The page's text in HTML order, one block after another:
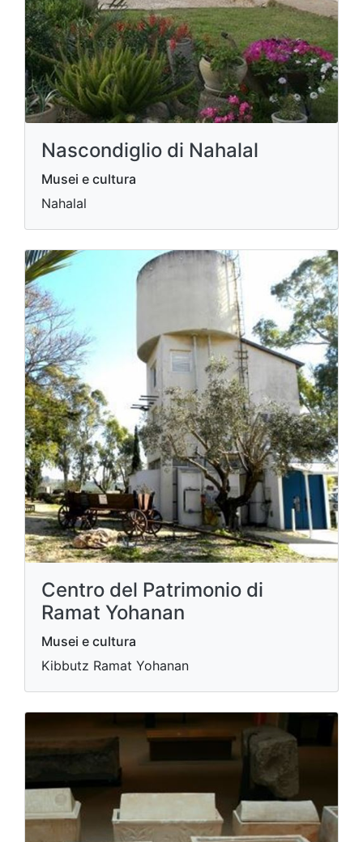
Nascondiglio di Nahalal
Musei e cultura
Nahalal
Centro del Patrimonio di
Ramat Yohanan
Musei e cultura
Kibbutz Ramat Yohanan